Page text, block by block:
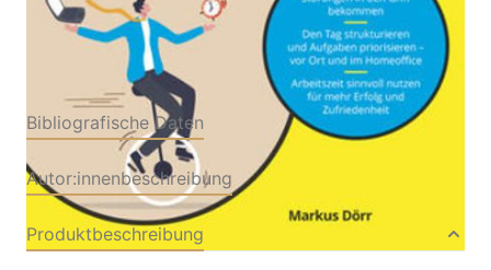
Softcover
ISBN: 978-3-52771930-
3
Bibliografische Daten
Autor:innenbeschreibung
Produktbeschreibung